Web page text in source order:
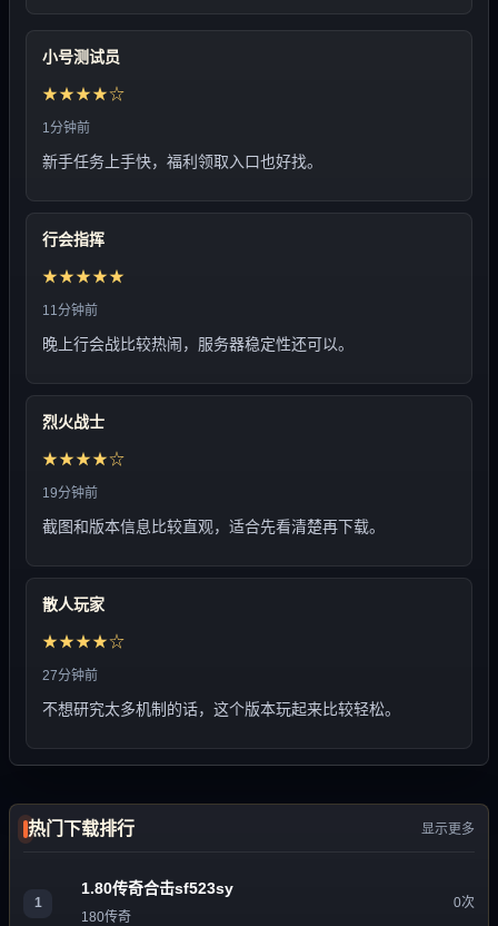
小号测试员
★★★★☆
1分钟前
新手任务上手快，福利领取入口也好找。
行会指挥
★★★★★
11分钟前
晚上行会战比较热闹，服务器稳定性还可以。
烈火战士
★★★★☆
19分钟前
截图和版本信息比较直观，适合先看清楚再下载。
散人玩家
★★★★☆
27分钟前
不想研究太多机制的话，这个版本玩起来比较轻松。
热门下载排行 显示更多
1
1.80传奇合击sf523sy
180传奇
0次